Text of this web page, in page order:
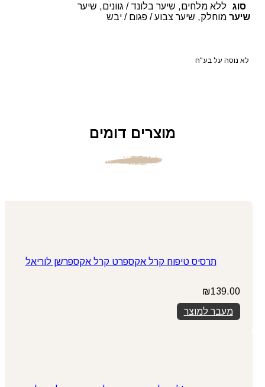
סוג
שיער
ללא מלחים, שיער בלונד / גוונים, שיער
מוחלק, שיער צבוע / פגום / יבש
לא נוסה על בע"ח
מוצרים דומים
תרסיס טיפוח קרל אקספרט קרל אקספרשן לוריאל
₪139.00
מעבר למוצר